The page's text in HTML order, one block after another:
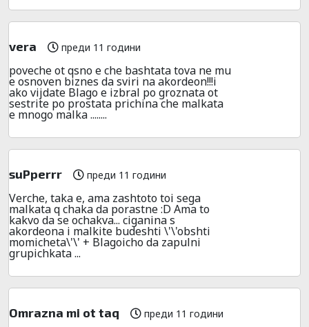
vera преди 11 години
poveche ot qsno e che bashtata tova ne mu
e osnoven biznes da sviri na akordeon!!!i
ako vijdate Blago e izbral po groznata ot
sestrite po prostata prichina che malkata
e mnogo malka ........
suPperrr преди 11 години
Verche, taka e, ama zashtoto toi sega
malkata q chaka da porastne :D Ama to
kakvo da se ochakva... ciganina s
akordeona i malkite budeshti \'\'obshti
momicheta\'\' + Blagoicho da zapulni
grupichkata ...
Omrazna mi ot taq преди 11 години